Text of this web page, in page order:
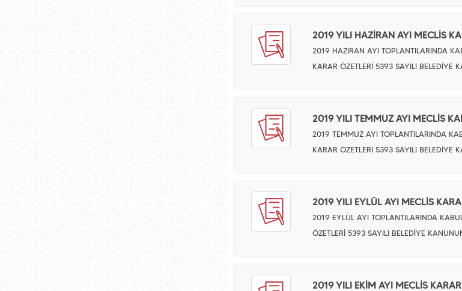
2019 YILI HAZİRAN AYI MECLİS
2019 HAZİRAN AYI TOPLANTILARINDA
KARAR ÖZETLERİ 5393 SAYILI BELEDİYE
2019 YILI TEMMUZ AYI MECLİS
2019 TEMMUZ AYI TOPLANTILARINDA
KARAR ÖZETLERİ 5393 SAYILI BELEDİYE
2019 YILI EYLÜL AYI MECLİS
2019 EYLÜL AYI TOPLANTILARINDA
ÖZETLERİ 5393 SAYILI BELEDİYE
2019 YILI EKİM AYI MECLİS KARAR